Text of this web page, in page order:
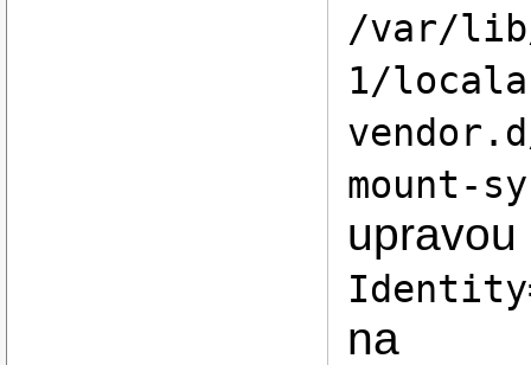
/var/
1/
mount-
upravou
na